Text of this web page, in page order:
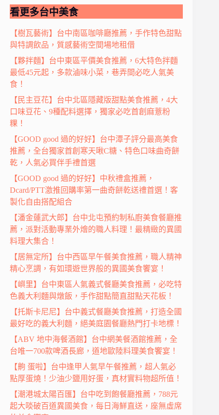
看更多台中美食
【樹瓦藝術】台中南區咖啡廳推薦，手作特色甜點
與特調飲品，質感藝術空間場地租借
【夥拌麵】台中東區平價美食推薦，6大特色拌麵
最低45元起，多款滷味小菜，巷弄間必吃人氣美
食！
【民主豆花】台中北區隱藏版甜點美食推薦，4大
口味豆花、9種配料選擇，獨家必吃首創麻薏粉
粿！
【GOOD good 過的好好】台中潭子評分最高美食
推薦，全台獨家首創寒天啾C糖、特色口味曲奇餅
乾，人氣必買伴手禮首選
【GOOD good 過的好好】中秋禮盒推薦，
Dcard/PTT激推回購率第一曲奇餅乾送禮首選！客
製化自由搭配組合
【潘金蓮武大郎】台中北屯預約制私廚美食餐廳推
薦，派對活動專業外燴的職人料理！最精緻的異國
料理大集合！
【居無定所】台中西區早午餐美食推薦，職人精神
精心烹調，有如環遊世界般的異國美食饗宴！
【嶼里】台中東區人氣義式餐廳美食推薦，必吃特
色義大利麵與燉飯，手作甜點簡直甜點天花板！
【托斯卡尼尼】台中義式餐廳美食推薦，打造全國
最好吃的義大利麵，絕美庭園餐廳熱門打卡地標！
【ABV 地中海餐酒館】台中網美餐酒館推薦，全
台唯一700款啤酒長廊，道地歐陸料理美食饗宴！
【齁 蛋啦】台中逢甲人氣早午餐推薦，超人氣必
點厚蛋燒！少油少鹽用好蛋，真材實料物超所值！
【潮港城太陽百匯】台中吃到飽餐廳推薦，788元
起大啖破百道異國美食，每日海鮮直送，座無虛席